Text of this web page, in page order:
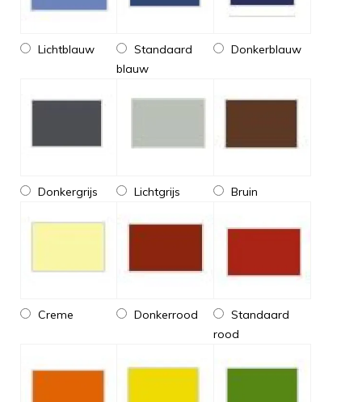
Lichtblauw
Standaard
blauw
Donkerblauw
Donkergrijs Lichtgrijs Bruin
Creme Donkerrood
Standaard
rood